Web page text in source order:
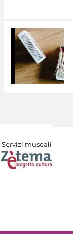
Servizi museali